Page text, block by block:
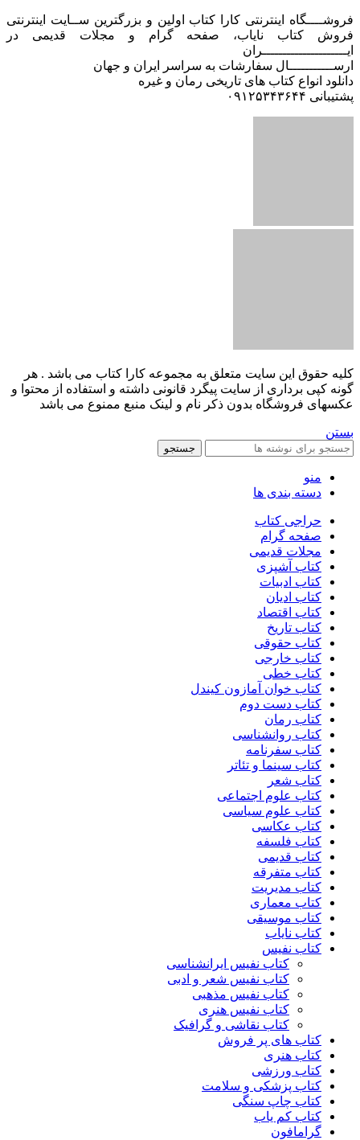
فروشــــگاه اینترنتی کارا کتاب اولین و بزرگترین ســایت اینترنتی
فروش کتاب نایاب، صفحه گرام و مجلات قدیمی در
ایـــــــــــــــــــــران
ارســـــــــــال سفارشات به سراسر ایران و جهان
دانلود انواع کتاب های تاریخی رمان و غیره
پشتیبانی ۰۹۱۲۵۳۴۳۶۴۴
کليه حقوق اين سايت متعلق به مجموعه کارا کتاب می باشد . هر
گونه کپی برداری از سایت پیگرد قانونی داشته و استفاده از محتوا و
عکسهای فروشگاه بدون ذکر نام و لینک منبع ممنوع می باشد
بستن
جستجو
منو
دسته بندی ها
حراجی کتاب
صفحه گرام
مجلات قدیمی
کتاب آشپزی
کتاب ادبیات
کتاب ادیان
کتاب اقتصاد
کتاب تاریخ
کتاب حقوقی
کتاب خارجی
کتاب خطی
کتاب خوان آمازون کیندل
کتاب دست دوم
کتاب رمان
کتاب روانشناسی
کتاب سفرنامه
کتاب سینما و تئاتر
کتاب شعر
کتاب علوم اجتماعی
کتاب علوم سیاسی
کتاب عکاسی
کتاب فلسفه
کتاب قدیمی
کتاب متفرقه
کتاب مدیریت
کتاب معماری
کتاب موسیقی
کتاب نایاب
کتاب نفیس
کتاب نفیس ایرانشناسی
کتاب نفیس شعر و ادبی
کتاب نفیس مذهبی
کتاب نفیس هنری
کتاب نقاشی و گرافیک
کتاب های پر فروش
کتاب هنری
کتاب ورزشی
کتاب پزشکی و سلامت
کتاب چاپ سنگی
کتاب کم یاب
گرامافون